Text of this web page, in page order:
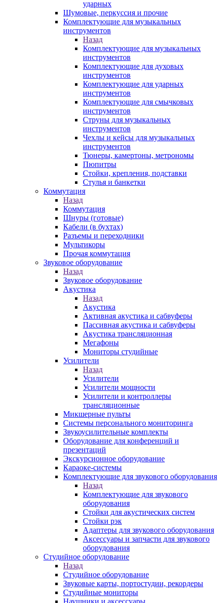
ударных
Шумовые, перкуссия и прочие
Комплектующие для музыкальных
инструментов
Назад
Комплектующие для музыкальных
инструментов
Комплектующие для духовых
инструментов
Комплектующие для ударных
инструментов
Комплектующие для смычковых
инструментов
Струны для музыкальных
инструментов
Чехлы и кейсы для музыкальных
инструментов
Тюнеры, камертоны, метрономы
Пюпитры
Стойки, крепления, подставки
Стулья и банкетки
Коммутация
Назад
Коммутация
Шнуры (готовые)
Кабели (в бухтах)
Разъемы и переходники
Мультикоры
Прочая коммутация
Звуковое оборудование
Назад
Звуковое оборудование
Акустика
Назад
Акустика
Активная акустика и сабвуферы
Пассивная акустика и сабвуферы
Акустика трансляционная
Мегафоны
Мониторы студийные
Усилители
Назад
Усилители
Усилители мощности
Усилители и контроллеры
трансляционные
Микшерные пульты
Системы персонального мониторинга
Звукоусилительные комплекты
Оборудование для конференций и
презентаций
Экскурсионное оборудование
Караоке-системы
Комплектующие для звукового оборудования
Назад
Комплектующие для звукового
оборудования
Стойки для акустических систем
Стойки рэк
Адаптеры для звукового оборудования
Аксессуары и запчасти для звукового
оборудования
Студийное оборудование
Назад
Студийное оборудование
Звуковые карты, портостудии, рекордеры
Студийные мониторы
Наушники и аксессуары